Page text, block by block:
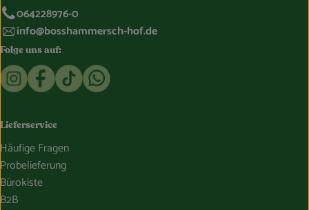
064228976-0
info@bosshammersch-hof.de
Folge uns auf:
Externer Link zu https://www.instagram.com/
Externer Link zu https://www.facebook.com/
Externer Link zu https://www.tiktok.com/
Externer Link zu https://whatsapp.com/
Lieferservice
Häufige Fragen
Probelieferung
Bürokiste
B2B